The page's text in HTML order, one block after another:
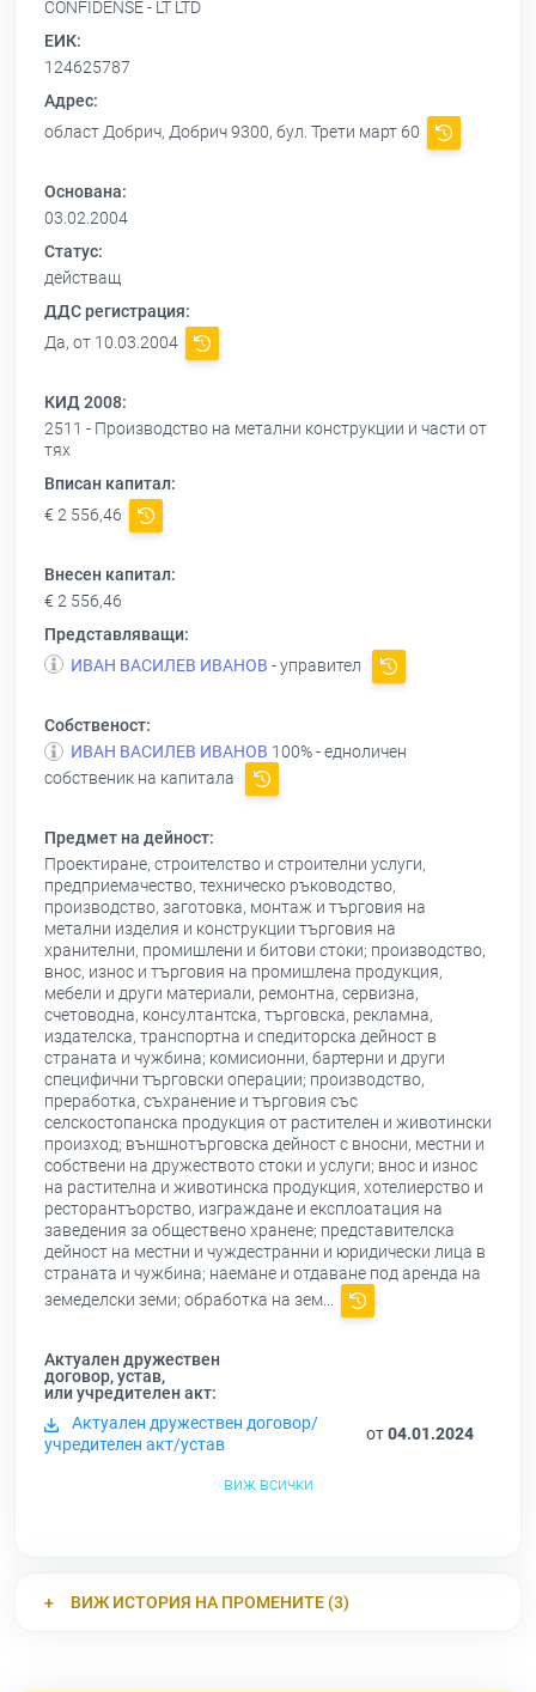
CONFIDENSE - LT LTD
ЕИК:
124625787
Адрес:
област Добрич, Добрич 9300, бул. Трети март 60
Основана:
03.02.2004
Статус:
действащ
ДДС регистрация:
Да, от 10.03.2004
КИД 2008:
2511 - Производство на метални конструкции и части от
тях
Вписан капитал:
€ 2 556,46
Внесен капитал:
€ 2 556,46
Представляващи:
ИВАН ВАСИЛЕВ ИВАНОВ - управител
Собственост:
ИВАН ВАСИЛЕВ ИВАНОВ 100% - едноличен
собственик на капитала
Предмет на дейност:
Проектиране, строителство и строителни услуги,
предприемачество, техническо ръководство,
производство, заготовка, монтаж и търговия на
метални изделия и конструкции търговия на
хранителни, промишлени и битови стоки; производство,
внос, износ и търговия на промишлена продукция,
мебели и други материали, ремонтна, сервизна,
счетоводна, консултантска, търговска, рекламна,
издателска, транспортна и спедиторска дейност в
страната и чужбина; комисионни, бартерни и други
специфични търговски операции; производство,
преработка, съхранение и търговия със
селскостопанска продукция от растителен и животински
произход; външнотърговска дейност с вносни, местни и
собствени на дружеството стоки и услуги; внос и износ
на растителна и животинска продукция, хотелиерство и
ресторантъорство, изграждане и експлоатация на
заведения за обществено хранене; представителска
дейност на местни и чуждестранни и юридически лица в
страната и чужбина; наемане и отдаване под аренда на
земеделски земи; обработка на зем...
Актуален дружествен
договор, устав,
или учредителен акт:
Актуален дружествен договор/
учредителен акт/устав
от04.01.2024
виж всички
ВИЖ ИСТОРИЯ НА ПРОМЕНИТЕ (3)